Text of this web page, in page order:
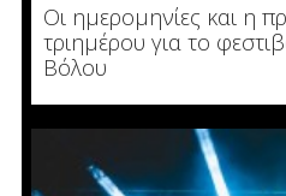
Οι ημερομηνίες και η
τριημέρου για το
Βόλου